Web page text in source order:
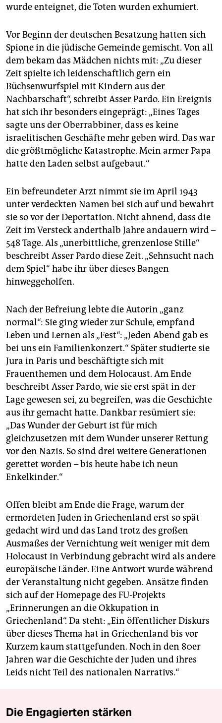
wurde enteignet, die Toten wurden exhumiert.
Vor Beginn der deutschen Besatzung hatten sich
Spione in die jüdische Gemeinde gemischt. Von all
dem bekam das Mädchen nichts mit: „Zu dieser
Zeit spielte ich leidenschaftlich gern ein
Büchsenwurfspiel mit Kindern aus der
Nachbarschaft“, schreibt Asser Pardo. Ein Ereignis
hat sich ihr besonders eingeprägt: „Eines Tages
sagte uns der Oberrabbiner, dass es keine
israelitischen Geschäfte mehr geben wird. Das war
die größtmögliche Katastrophe. Mein armer Papa
hatte den Laden selbst aufgebaut.“
Ein befreundeter Arzt nimmt sie im April 1943
unter verdeckten Namen bei sich auf und bewahrt
sie so vor der Deportation. Nicht ahnend, dass die
Zeit im Versteck anderthalb Jahre andauern wird –
548 Tage. Als „unerbittliche, grenzenlose Stille“
beschreibt Asser Pardo diese Zeit. „Sehnsucht nach
dem Spiel“ habe ihr über dieses Bangen
hinweggeholfen.
Nach der Befreiung lebte die Autorin „ganz
normal“: Sie ging wieder zur Schule, empfand
Leben und Lernen als „Fest“: „Jeden Abend gab es
bei uns ein Familienkonzert.“ Später studierte sie
Jura in Paris und beschäftigte sich mit
Frauenthemen und dem Holocaust. Am Ende
beschreibt Asser Pardo, wie sie erst spät in der
Lage gewesen sei, zu begreifen, was die Geschichte
aus ihr gemacht hatte. Dankbar resümiert sie:
„Das Wunder der Geburt ist für mich
gleichzusetzen mit dem Wunder unserer Rettung
vor den Nazis. So sind drei weitere Generationen
gerettet worden – bis heute habe ich neun
Enkelkinder.“
Offen bleibt am Ende die Frage, warum der
ermordeten Juden in Griechenland erst so spät
gedacht wird und das Land trotz des großen
Ausmaßes der Vernichtung weit weniger mit dem
Holocaust in Verbindung gebracht wird als andere
europäische Länder. Eine Antwort wurde während
der Veranstaltung nicht gegeben. Ansätze finden
sich auf der Homepage des FU-Projekts
„Erinnerungen an die Okkupation in
Griechenland“. Da steht: „Ein öffentlicher Diskurs
über dieses Thema hat in Griechenland bis vor
Kurzem kaum stattgefunden. Noch in den 80er
Jahren war die Geschichte der Juden und ihres
Leids nicht Teil des nationalen Narrativs.“
Die Engagierten stärken